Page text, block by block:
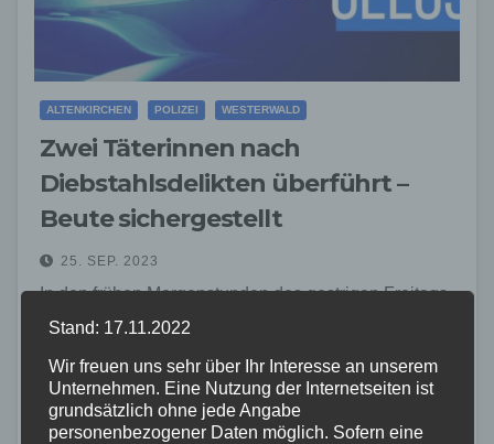
ALTENKIRCHEN POLIZEI WESTERWALD
Zwei Täterinnen nach
Diebstahlsdelikten überführt –
Beute sichergestellt
25. SEP. 2023
In den frühen Morgenstunden des gestrigen Freitags,
22.09.2023, fuhren zwei Täterinnen mit einem Pkw
zunächst nach Ewighausen und betraten dort den
Dorfladen, der rund um die Uhr geöffnet ist. Die…
Stand: 17.11.2022
Wir freuen uns sehr über Ihr Interesse an unserem
Unternehmen. Eine Nutzung der Internetseiten ist
grundsätzlich ohne jede Angabe
personenbezogener Daten möglich. Sofern eine